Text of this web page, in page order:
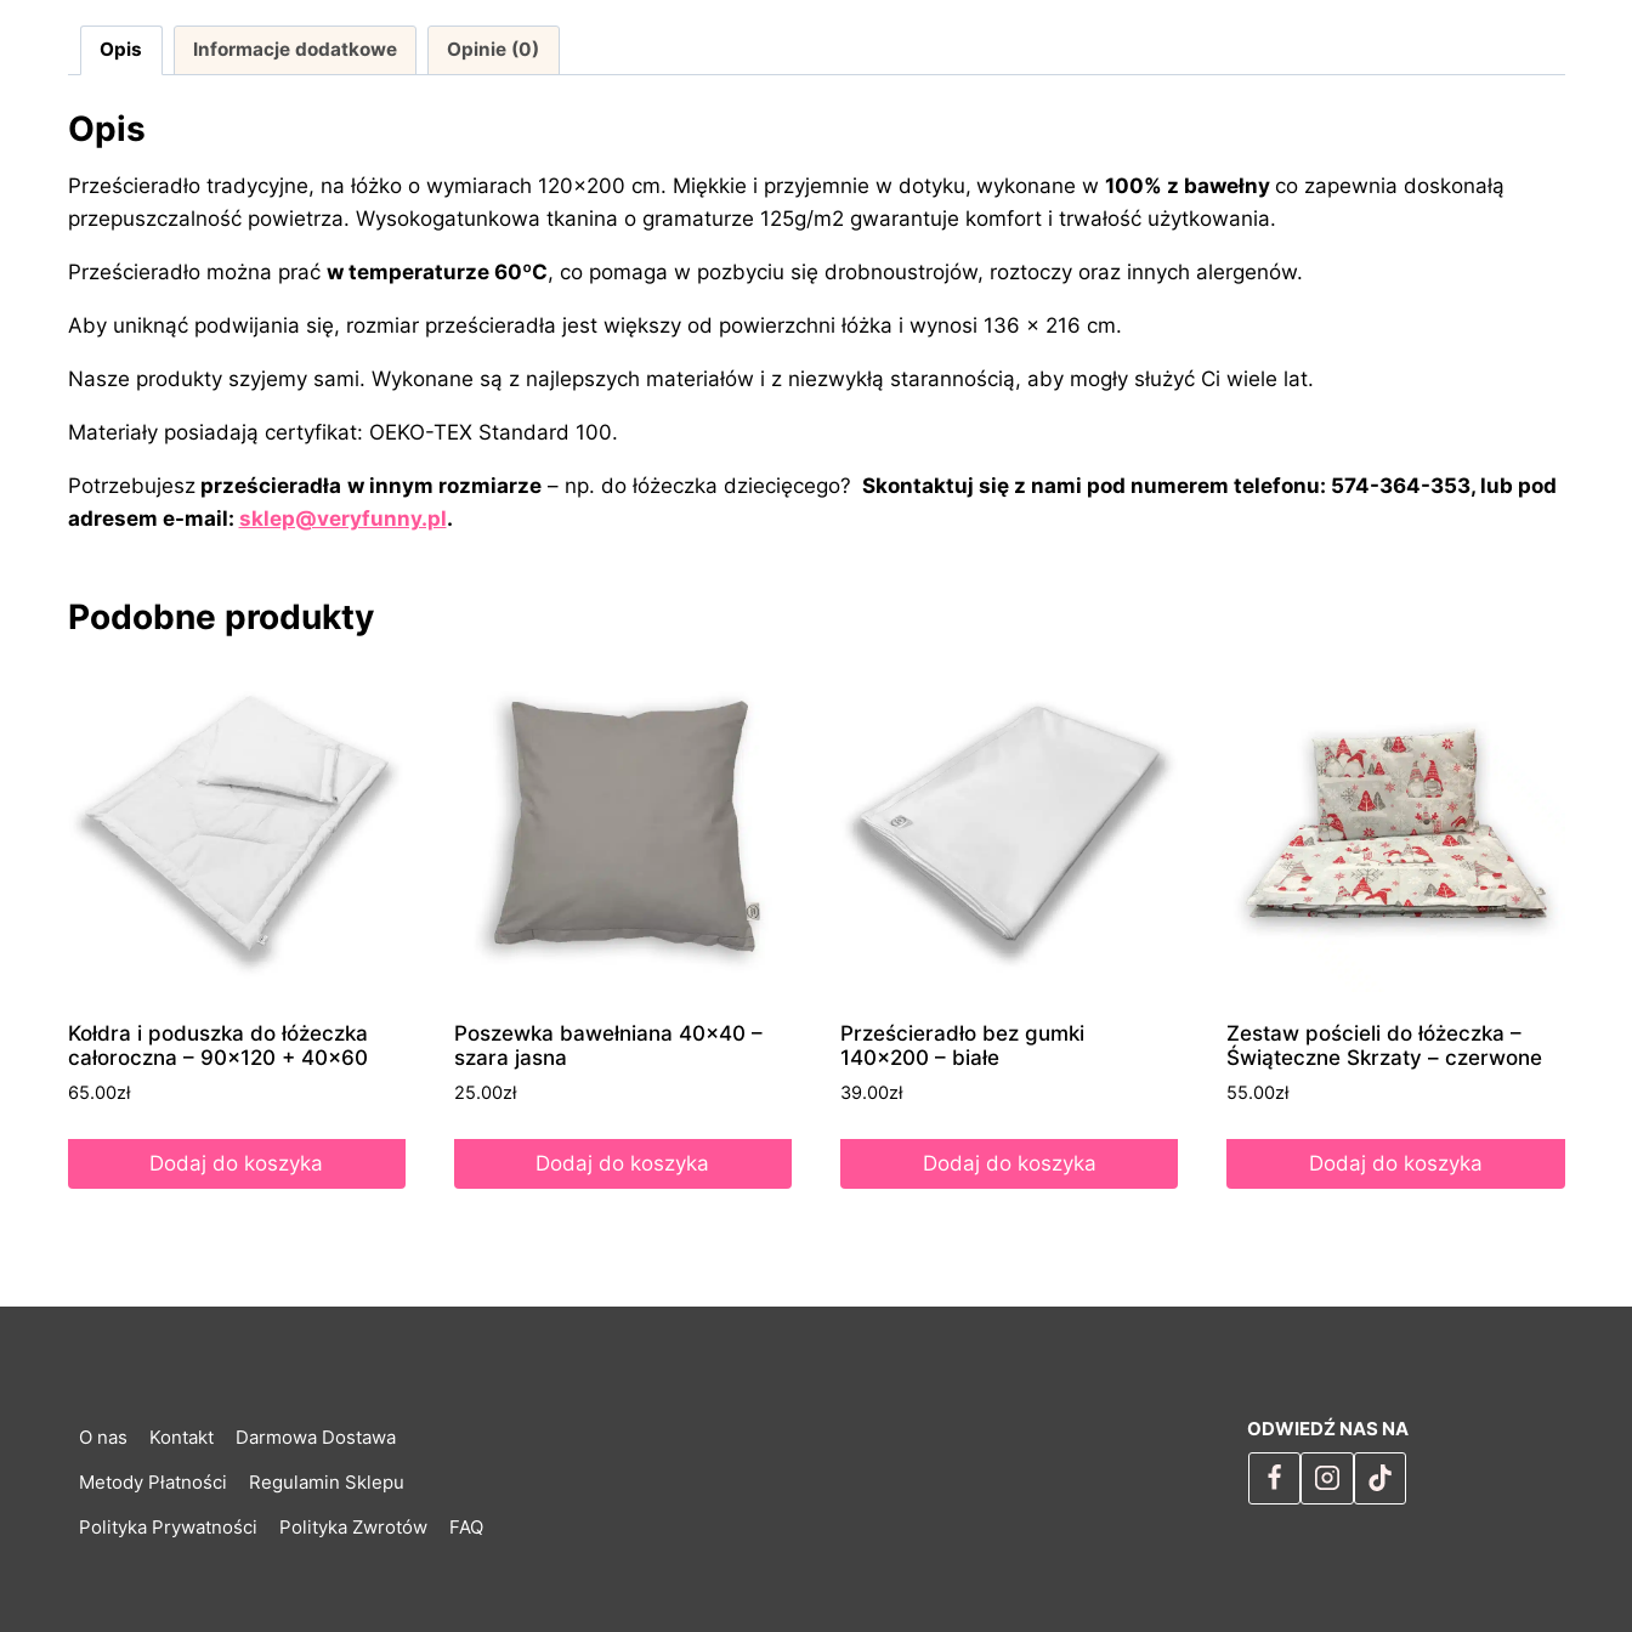
Opis Informacje dodatkowe Opinie (0)
Opis
Prześcieradło tradycyjne, na łóżko o wymiarach 120×200 cm. Miękkie i przyjemnie w dotyku, wykonane w 100% z bawełny co zapewnia doskonałą
przepuszczalność powietrza. Wysokogatunkowa tkanina o gramaturze 125g/m2 gwarantuje komfort i trwałość użytkowania.
Prześcieradło można prać w temperaturze 60ºC, co pomaga w pozbyciu się drobnoustrojów, roztoczy oraz innych alergenów.
Aby uniknąć podwijania się, rozmiar prześcieradła jest większy od powierzchni łóżka i wynosi 136 x 216 cm.
Nasze produkty szyjemy sami. Wykonane są z najlepszych materiałów i z niezwykłą starannością, aby mogły służyć Ci wiele lat.
Materiały posiadają certyfikat: OEKO-TEX Standard 100.
Potrzebujeszprześcieradła w innym rozmiarze– np. do łóżeczka dziecięcego? Skontaktuj się z nami pod numerem telefonu: 574-364-353, lub pod
adresem e-mail: sklep@veryfunny.pl.
Podobne produkty
Kołdra i poduszka do łóżeczka
całoroczna – 90×120 + 40×60
65.00zł
Dodaj do koszyka
Poszewka bawełniana 40×40 –
szara jasna
25.00zł
Dodaj do koszyka
Prześcieradło bez gumki
140×200 – białe
39.00zł
Dodaj do koszyka
Zestaw pościeli do łóżeczka –
Świąteczne Skrzaty – czerwone
55.00zł
Dodaj do koszyka
O nas Kontakt
Darmowa Dostawa
Metody Płatności
Regulamin Sklepu
Polityka Prywatności
Polityka Zwrotów FAQ
ODWIEDŹ NAS NA